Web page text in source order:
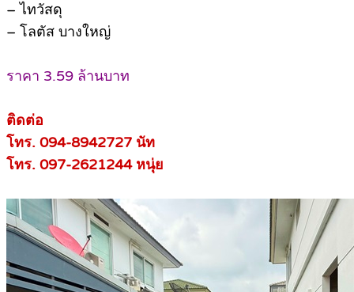
– ไทวัสดุ
– โลตัส บางใหญ่
ราคา 3.59 ล้านบาท
ติดต่อ
โทร. 094-8942727 นัท
โทร. 097-2621244 หนุ่ย